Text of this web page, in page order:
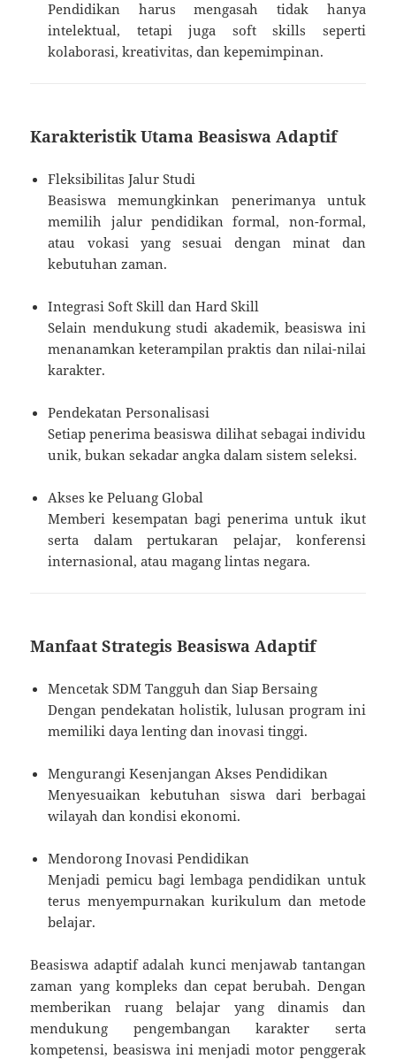
Pendidikan harus mengasah tidak hanya
intelektual, tetapi juga soft skills seperti
kolaborasi, kreativitas, dan kepemimpinan.
Karakteristik Utama Beasiswa Adaptif
Fleksibilitas Jalur Studi
Beasiswa memungkinkan penerimanya untuk
memilih jalur pendidikan formal, non-formal,
atau vokasi yang sesuai dengan minat dan
kebutuhan zaman.
Integrasi Soft Skill dan Hard Skill
Selain mendukung studi akademik, beasiswa ini
menanamkan keterampilan praktis dan nilai-nilai
karakter.
Pendekatan Personalisasi
Setiap penerima beasiswa dilihat sebagai individu
unik, bukan sekadar angka dalam sistem seleksi.
Akses ke Peluang Global
Memberi kesempatan bagi penerima untuk ikut
serta dalam pertukaran pelajar, konferensi
internasional, atau magang lintas negara.
Manfaat Strategis Beasiswa Adaptif
Mencetak SDM Tangguh dan Siap Bersaing
Dengan pendekatan holistik, lulusan program ini
memiliki daya lenting dan inovasi tinggi.
Mengurangi Kesenjangan Akses Pendidikan
Menyesuaikan kebutuhan siswa dari berbagai
wilayah dan kondisi ekonomi.
Mendorong Inovasi Pendidikan
Menjadi pemicu bagi lembaga pendidikan untuk
terus menyempurnakan kurikulum dan metode
belajar.
Beasiswa adaptif adalah kunci menjawab tantangan
zaman yang kompleks dan cepat berubah. Dengan
memberikan ruang belajar yang dinamis dan
mendukung pengembangan karakter serta
kompetensi, beasiswa ini menjadi motor penggerak